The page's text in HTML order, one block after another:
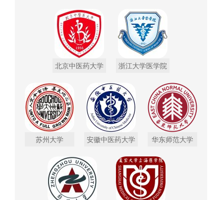
北京中医药大学 浙江大学医学院
苏州大学 安徽中医药大学 华东师范大学